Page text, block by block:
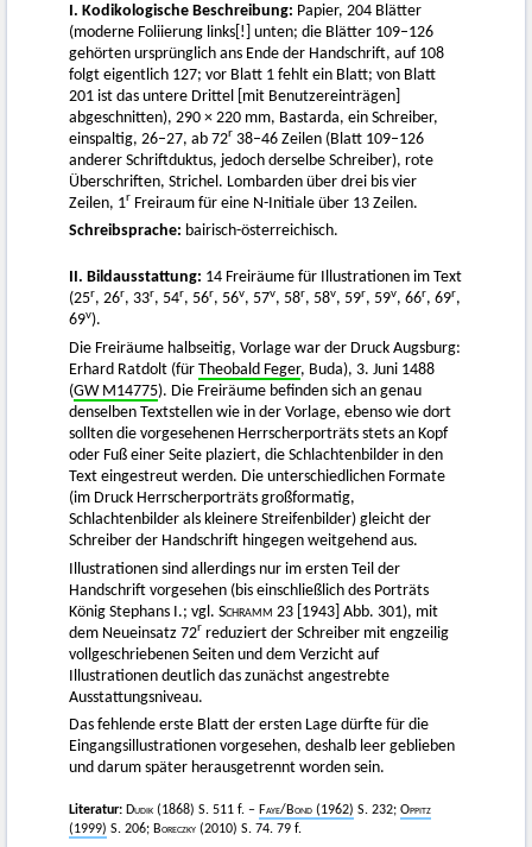
I. Kodikologische Beschreibung: Papier, 204 Blätter
(moderne Foliierung links[!] unten; die Blätter 109–126
gehörten ursprünglich ans Ende der Handschrift, auf 108
folgt eigentlich 127; vor Blatt 1 fehlt ein Blatt; von Blatt
201 ist das untere Drittel [mit Benutzereinträgen]
abgeschnitten), 290 × 220 mm, Bastarda, ein Schreiber,
einspaltig, 26–27, ab 72r 38–46 Zeilen (Blatt 109–126
anderer Schriftduktus, jedoch derselbe Schreiber), rote
Überschriften, Strichel. Lombarden über drei bis vier
Zeilen, 1r Freiraum für eine N-Initiale über 13 Zeilen.
Schreibsprache: bairisch-österreichisch.
II. Bildausstattung: 14 Freiräume für Illustrationen im Text
(25r, 26r, 33r, 54r, 56r, 56v, 57v, 58r, 58v, 59r, 59v, 66r, 69r,
69v).
Die Freiräume halbseitig, Vorlage war der Druck Augsburg:
Erhard Ratdolt (für Theobald Feger, Buda), 3. Juni 1488
(GW M14775). Die Freiräume befinden sich an genau
denselben Textstellen wie in der Vorlage, ebenso wie dort
sollten die vorgesehenen Herrscherporträts stets an Kopf
oder Fuß einer Seite plaziert, die Schlachtenbilder in den
Text eingestreut werden. Die unterschiedlichen Formate
(im Druck Herrscherporträts großformatig,
Schlachtenbilder als kleinere Streifenbilder) gleicht der
Schreiber der Handschrift hingegen weitgehend aus.
Illustrationen sind allerdings nur im ersten Teil der
Handschrift vorgesehen (bis einschließlich des Porträts
König Stephans I.; vgl. Schramm 23 [1943] Abb. 301), mit
dem Neueinsatz 72r reduziert der Schreiber mit engzeilig
vollgeschriebenen Seiten und dem Verzicht auf
Illustrationen deutlich das zunächst angestrebte
Ausstattungsniveau.
Das fehlende erste Blatt der ersten Lage dürfte für die
Eingangsillustrationen vorgesehen, deshalb leer geblieben
und darum später herausgetrennt worden sein.
Literatur: Dudik (1868) S. 511 f. – Faye/ Bond (1962) S. 232; Oppitz
(1999) S. 206; Boreczky (2010) S. 74. 79 f.